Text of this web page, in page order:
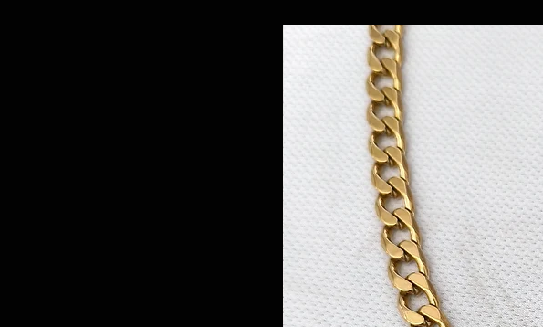
באיסוף עצמי, מתל-אביב, בתיאום מראש בלבד
ההזמנה (יש לציין בהערות ההזמנה).
העברה בנקאית (בתיאום מראש)
במזומן באיסוף עצמי (בתיאום מראש)